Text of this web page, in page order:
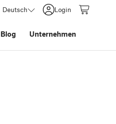
Deutsch Login
Blog Unternehmen